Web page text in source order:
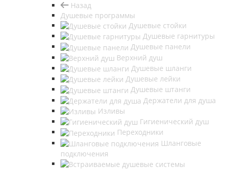
Назад
Душевые программы
Душевые стойки
Душевые гарнитуры
Душевые панели
Верхний душ
Душевые шланги
Душевые лейки
Душевые штанги
Держатели для душа
Изливы
Гигиенический душ
Переходники
Шланговые
подключения